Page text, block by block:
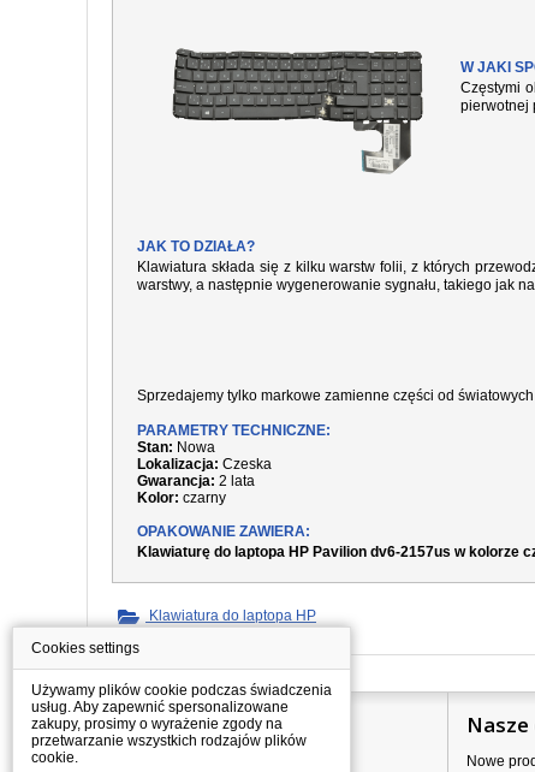
W JAKI
Częstymi
pierwotnej
JAK TO DZIAŁA?
Klawiatura składa się z kilku warstw folii, z których
warstwy, a następnie wygenerowanie sygnału, takiego jak
Sprzedajemy tylko markowe zamienne części od
PARAMETRY TECHNICZNE:
Stan: Nowa
Lokalizacja: Czeska
Gwarancja: 2 lata
Kolor: czarny
OPAKOWANIE ZAWIERA:
Klawiaturę do laptopa HP Pavilion dv6-2157us w kolorze
Klawiatura do laptopa HP
Informacje
Nowe
Cookies settings
Używamy plików cookie podczas świadczenia
usług. Aby zapewnić spersonalizowane
zakupy, prosimy o wyrażenie zgody na
przetwarzanie wszystkich rodzajów plików
cookie.